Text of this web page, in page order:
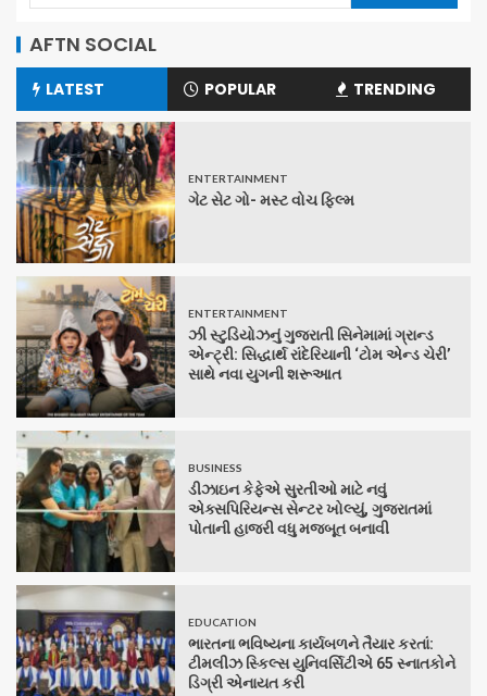
AFTN SOCIAL
LATEST POPULAR TRENDING
ENTERTAINMENT
ગેટ સેટ ગો- મસ્ટ વોચ ફિલ્મ
ENTERTAINMENT
ઝી સ્ટુડિયોઝનું ગુજરાતી સિનેમામાં ગ્રાન્ડ
એન્ટ્રી: સિદ્ધાર્થ રાંદેરિયાની ‘ટોમ એન્ડ ચેરી’
સાથે નવા યુગની શરૂઆત
BUSINESS
ડીઝાઇન કેફેએ સુરતીઓ માટે નવું
એક્સપિરિયન્સ સેન્ટર ખોલ્યું, ગુજરાતમાં
પોતાની હાજરી વધુ મજબૂત બનાવી
EDUCATION
ભારતના ભવિષ્યના કાર્યબળને તૈયાર કરતાં:
ટીમલીઝ સ્કિલ્સ યુનિવર્સિટીએ 65 સ્નાતકોને
ડિગ્રી એનાયત કરી